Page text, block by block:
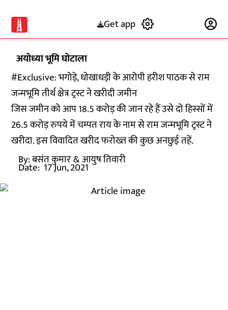
Get app
अयोध्या भूमि घोटाला
#Exclusive: भगोड़े, धोखाधड़ी के आरोपी हरीश पाठक से राम
जन्मभूमि तीर्थ क्षेत्र ट्रस्ट ने खरीदी जमीन
जिस जमीन को आप 18.5 करोड़ की जान रहे हैं उसे दो हिस्सों में
26.5 करोड़ रुपये में चम्पत राय के नाम से राम जन्मभूमि ट्रस्ट ने
खरीदा. इस विवादित खरीद फरोख्त की कुछ अनछुई तहें.
By:बसंत कुमार& आयुष तिवारी
Date: 17 Jun, 2021